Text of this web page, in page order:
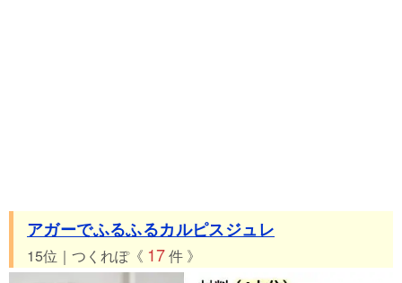
アガーでふるふるカルピスジュレ
15位｜つくれぽ《 17件 》